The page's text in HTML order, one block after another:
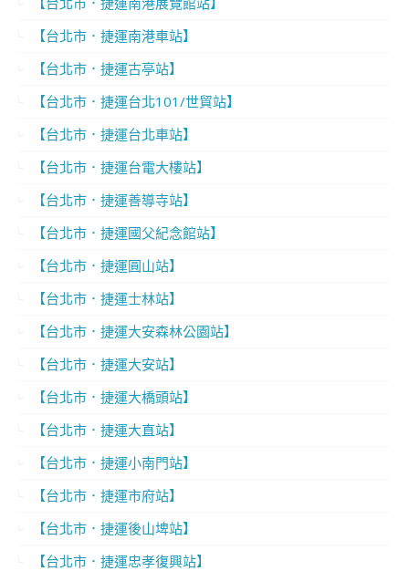
【台北市．捷運南港車站】
【台北市．捷運古亭站】
【台北市．捷運台北101/世貿站】
【台北市．捷運台北車站】
【台北市．捷運台電大樓站】
【台北市．捷運善導寺站】
【台北市．捷運國父紀念館站】
【台北市．捷運圓山站】
【台北市．捷運士林站】
【台北市．捷運大安森林公園站】
【台北市．捷運大安站】
【台北市．捷運大橋頭站】
【台北市．捷運大直站】
【台北市．捷運小南門站】
【台北市．捷運市府站】
【台北市．捷運後山埤站】
【台北市．捷運忠孝復興站】